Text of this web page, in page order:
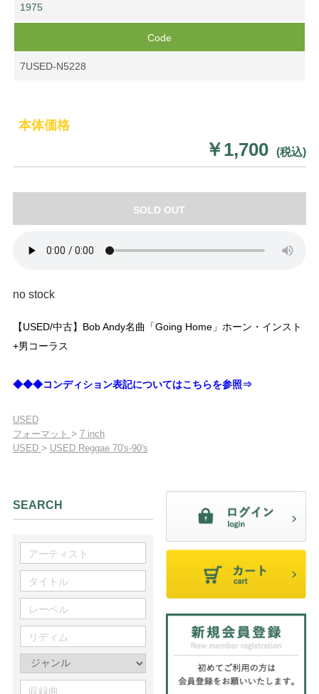
1975
Code
7USED-N5228
本体価格
￥1,700 (税込)
SOLD OUT
no stock
【USED/中古】Bob Andy名曲「Going Home」ホーン・インスト
+男コーラス
◆◆◆コンディション表記についてはこちらを参照⇒
USED
フォーマット > 7 inch
USED > USED Reggae 70's-90's
SEARCH